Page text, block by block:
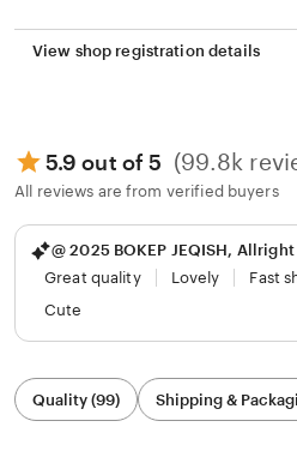
View shop registration details
5.9 out of 5 (99.8k
All reviews are from verified buyers
@ 2025 BOKEP JEQISH,
Great quality
Lovely Fast
Cute
Filter
by
category
Quality (99) Shipping &